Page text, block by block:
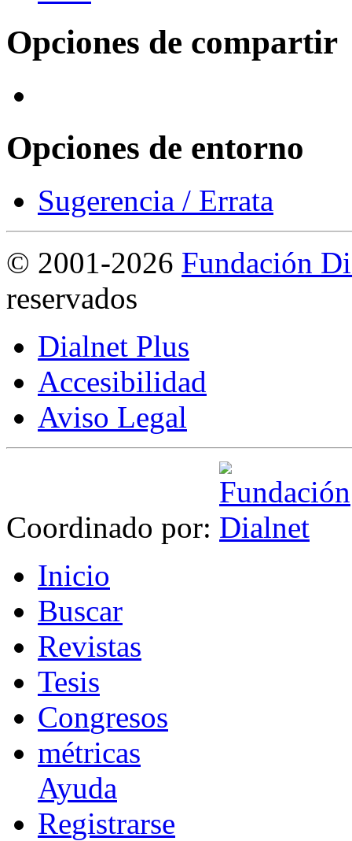
Opciones de compartir
Opciones de entorno
Sugerencia / Errata
© 2001-2026 Fundación
reservados
Dialnet Plus
Accesibilidad
Aviso Legal
Coordinado por:
Inicio
Buscar
Revistas
Tesis
Congresos
métricas
Ayuda
Registrarse